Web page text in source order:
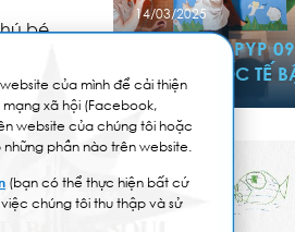
bé
lên
bé
BẢN TIN IB PYP
TÚ TÀI QUỐC TẾ
14/03/2025
của mình để cải thiện
xã hội (Facebook,
website của chúng tôi hoặc
phần nào trên website.
(bạn có thể thực hiện bất cứ
chúng tôi thu thập và sử